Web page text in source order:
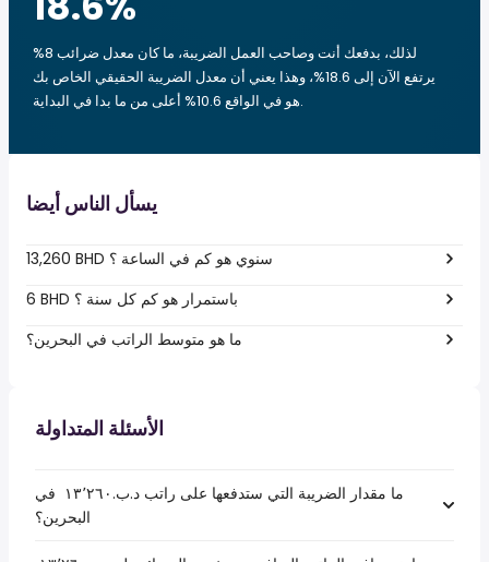
لذلك، بدفعك أنت وصاحب العمل الضريبة، ما كان معدل ضرائب 8%
يرتفع الآن إلى 18.6%، وهذا يعني أن معدل الضريبة الحقيقي الخاص بك
هو في الواقع 10.6% أعلى من ما بدا في البداية.
يسأل الناس أيضا
13,260 BHD سنوي هو كم في الساعة ؟
6 BHD باستمرار هو كم كل سنة ؟
ما هو متوسط الراتب في البحرين؟
الأسئلة المتداولة
ما مقدار الضريبة التي ستدفعها على راتب د.ب.‏١٣٬٢٦٠ ‏ في
البحرين؟